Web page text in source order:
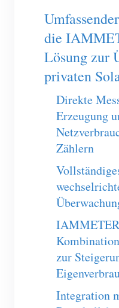
EV-Ladegerät
IAMMETER
Virtueller
System für
Anwendungen
Hausautomation
Shop
Ressourcen
Produkt-
Dokumentation
Tutorial-Video
Community
Mitwirkenden-
IAMMETER
Lösungen
Kontakt
Über uns
die
Lösung zur
privaten
Direkte
Erzeugung
Zählern
zur
Integration